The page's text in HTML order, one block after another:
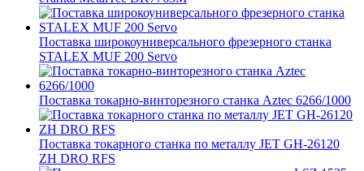
Поставка широкоуниверсального фрезерного станка
STALEX MUF 200 Servo
Поставка токарно-винторезного станка Aztec 6266/1000
Поставка токарного станка по металлу JET GH-26120
ZH DRO RFS